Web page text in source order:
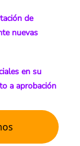
de
nuevas
en su
a aprobación